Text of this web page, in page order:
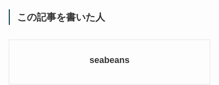
この記事を書いた人
seabeans